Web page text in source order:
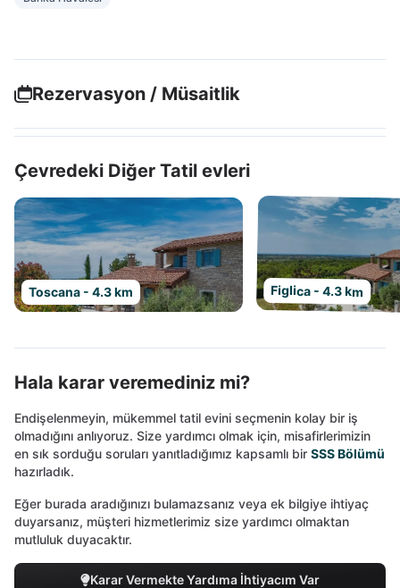
Rezervasyon / Müsaitlik
Çevredeki Diğer Tatil evleri
Toscana - 4.3 km Figlica - 4.3 km
Hala karar veremediniz mi?
Endişelenmeyin, mükemmel tatil evini seçmenin kolay bir iş
olmadığını anlıyoruz. Size yardımcı olmak için, misafirlerimizin
en sık sorduğu soruları yanıtladığımız kapsamlı bir SSS Bölümü
hazırladık.
Eğer burada aradığınızı bulamazsanız veya ek bilgiye ihtiyaç
duyarsanız, müşteri hizmetlerimiz size yardımcı olmaktan
mutluluk duyacaktır.
Karar Vermekte Yardıma İhtiyacım Var